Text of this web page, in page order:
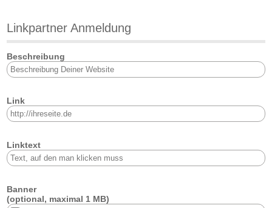
Linkpartner Anmeldung
Beschreibung
Link
Linktext
Banner
(optional, maximal 1 MB)